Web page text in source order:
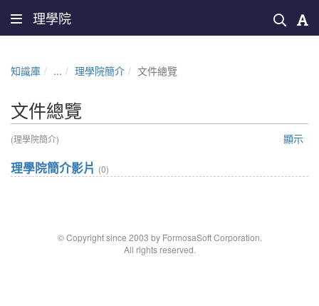
理學院
知識庫 ... 理學院簡介 文件總覽
文件總覽
(理學院簡介) 顯示
理學院簡介影片 (0)
© Copyright since 2003 by FormosaSoft Corporation.
All rights reserved.